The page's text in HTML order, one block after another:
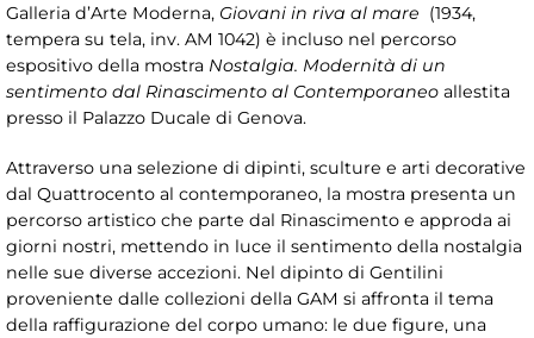
Galleria d’Arte Moderna, Giovani in riva al mare (1934,
tempera su tela, inv. AM 1042) è incluso nel percorso
espositivo della mostra Nostalgia. Modernità di un
sentimento dal Rinascimento al Contemporaneo allestita
presso il Palazzo Ducale di Genova.
Attraverso una selezione di dipinti, sculture e arti decorative
dal Quattrocento al contemporaneo, la mostra presenta un
percorso artistico che parte dal Rinascimento e approda ai
giorni nostri, mettendo in luce il sentimento della nostalgia
nelle sue diverse accezioni. Nel dipinto di Gentilini
proveniente dalle collezioni della GAM si affronta il tema
della raffigurazione del corpo umano: le due figure, una